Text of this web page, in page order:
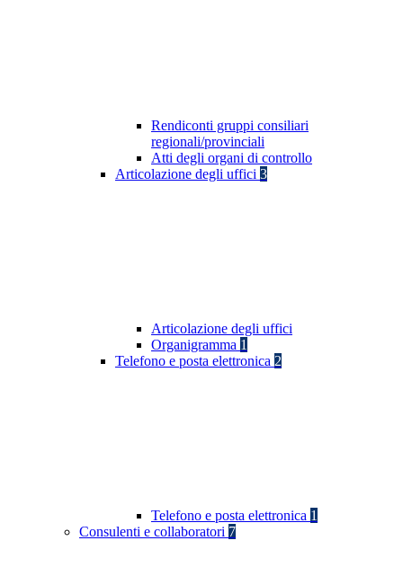
Rendiconti gruppi consiliari
regionali/provinciali
Atti degli organi di controllo
Articolazione degli uffici 3
Articolazione degli uffici
Organigramma 1
Telefono e posta elettronica 2
Telefono e posta elettronica 1
Consulenti e collaboratori 7